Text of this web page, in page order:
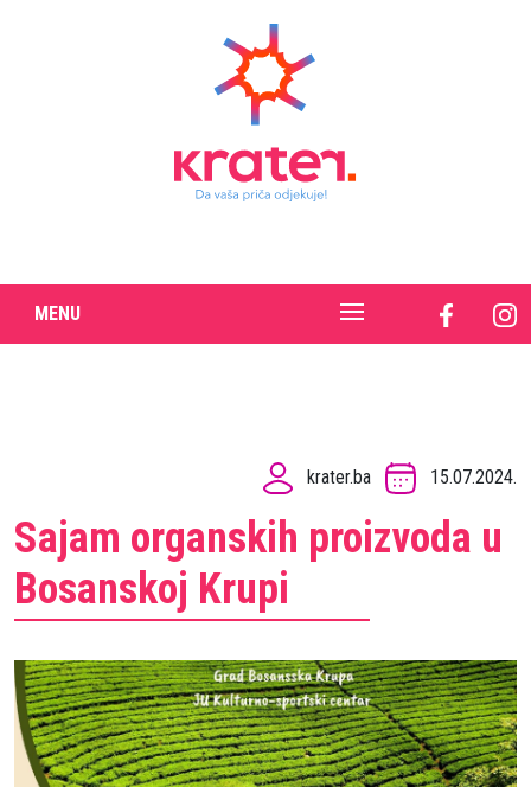
MENU
krater.ba 15.07.2024.
Sajam organskih proizvoda u
Bosanskoj Krupi